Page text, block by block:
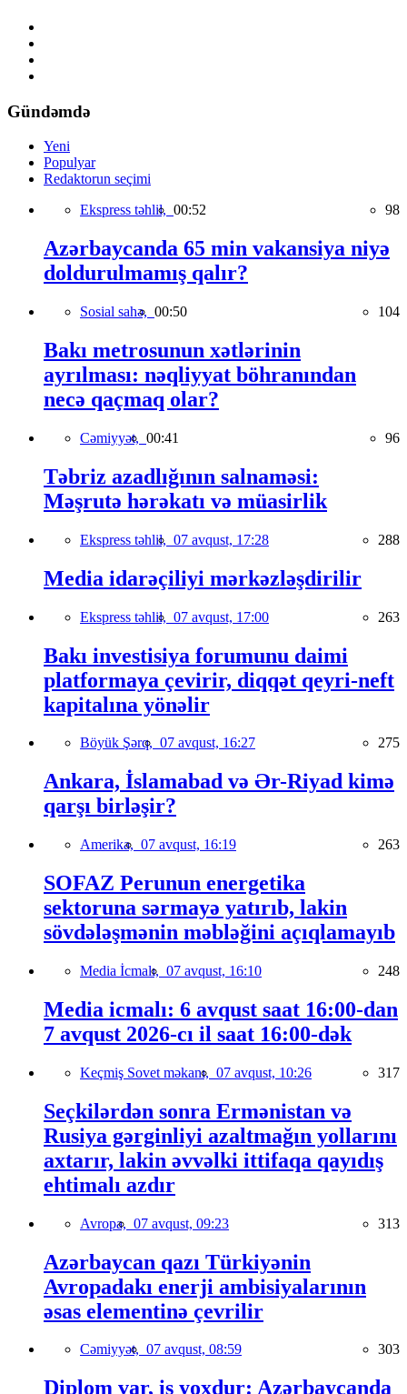
Gündəmdə
Yeni
Populyar
Redaktorun seçimi
Ekspress təhlil, 00:52 98
Azərbaycanda 65 min vakansiya niyə
doldurulmamış qalır?
Sosial sahə, 00:50 104
Bakı metrosunun xətlərinin
ayrılması: nəqliyyat böhranından
necə qaçmaq olar?
Cəmiyyət, 00:41 96
Təbriz azadlığının salnaməsi:
Məşrutə hərəkatı və müasirlik
Ekspress təhlil, 07 avqust, 17:28 288
Media idarəçiliyi mərkəzləşdirilir
Ekspress təhlil, 07 avqust, 17:00 263
Bakı investisiya forumunu daimi
platformaya çevirir, diqqət qeyri-neft
kapitalına yönəlir
Böyük Şərq, 07 avqust, 16:27 275
Ankara, İslamabad və Ər-Riyad kimə
qarşı birləşir?
Amerika, 07 avqust, 16:19 263
SOFAZ Perunun energetika
sektoruna sərmayə yatırıb, lakin
sövdələşmənin məbləğini açıqlamayıb
Media İcmalı, 07 avqust, 16:10 248
Media icmalı: 6 avqust saat 16:00-dan
7 avqust 2026-cı il saat 16:00-dək
Keçmiş Sovet məkanı, 07 avqust, 10:26 317
Seçkilərdən sonra Ermənistan və
Rusiya gərginliyi azaltmağın yollarını
axtarır, lakin əvvəlki ittifaqa qayıdış
ehtimalı azdır
Avropa, 07 avqust, 09:23 313
Azərbaycan qazı Türkiyənin
Avropadakı enerji ambisiyalarının
əsas elementinə çevrilir
Cəmiyyət, 07 avqust, 08:59 303
Diplom var, iş yoxdur: Azərbaycanda